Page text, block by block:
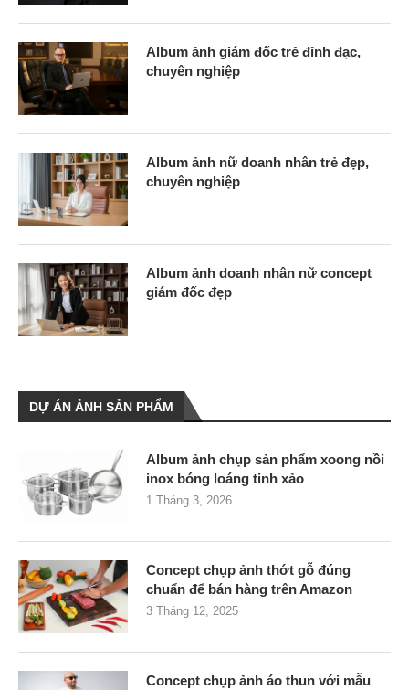
Album ảnh giám đốc trẻ đỉnh đạc,
chuyên nghiệp
Album ảnh nữ doanh nhân trẻ đẹp,
chuyên nghiệp
Album ảnh doanh nhân nữ concept
giám đốc đẹp
DỰ ÁN ẢNH SẢN PHẨM
Album ảnh chụp sản phẩm xoong nồi
inox bóng loáng tinh xảo
1 Tháng 3, 2026
Concept chụp ảnh thớt gỗ đúng
chuẩn để bán hàng trên Amazon
3 Tháng 12, 2025
Concept chụp ảnh áo thun với mẫu